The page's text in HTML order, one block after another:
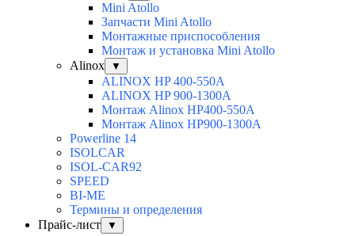
Mini Atollo
Запчасти Mini Atollo
Монтажные приспособления
Монтаж и установка Mini Atollo
Alinox
▼
ALINOX HP 400-550A
ALINOX HP 900-1300A
Монтаж Alinox HP400-550A
Монтаж Alinox HP900-1300A
Powerline 14
ISOLCAR
ISOL-CAR92
SPEED
BI-ME
Термины и определения
Прайс-лист
▼